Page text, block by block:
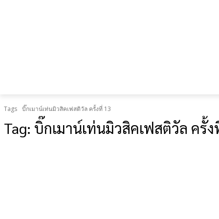
Tags บิ๊กเมาน์เท่นมิวสิคเฟสติวัล ครั้งที่ 13
Tag: บิ๊กเมาน์เท่นมิวสิคเฟสติวัล ครั้